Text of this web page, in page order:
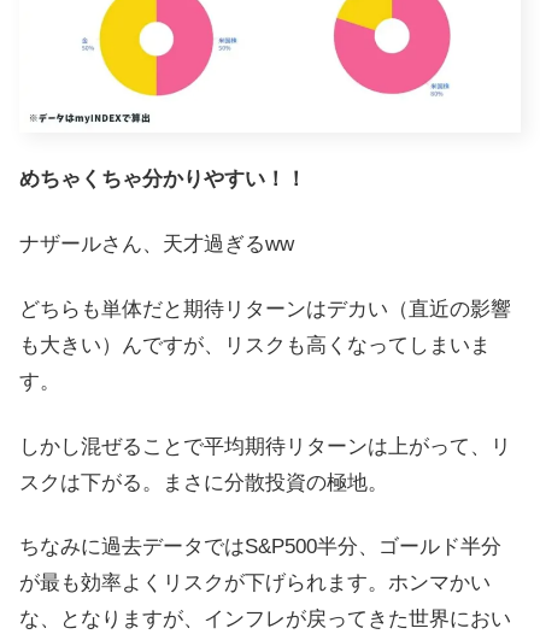
めちゃくちゃ分かりやすい！！
ナザールさん、天才過ぎるww
どちらも単体だと期待リターンはデカい（直近の影響
も大きい）んですが、リスクも高くなってしまいま
す。
しかし混ぜることで平均期待リターンは上がって、リ
スクは下がる。まさに分散投資の極地。
ちなみに過去データではS&P500半分、ゴールド半分
が最も効率よくリスクが下げられます。ホンマかい
な、となりますが、インフレが戻ってきた世界におい